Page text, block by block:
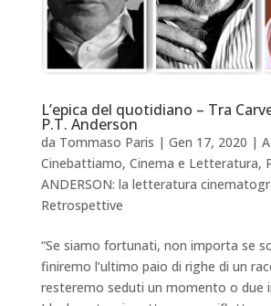
L’epica del quotidiano – Tra
P.T. Anderson
da Tommaso Paris | Gen 17, 2020 |
Cinebattiamo, Cinema e Letteratura,
ANDERSON: la letteratura
Retrospettive
“Se siamo fortunati, non importa se
finiremo l’ultimo paio di righe di un
resteremo seduti un momento o due